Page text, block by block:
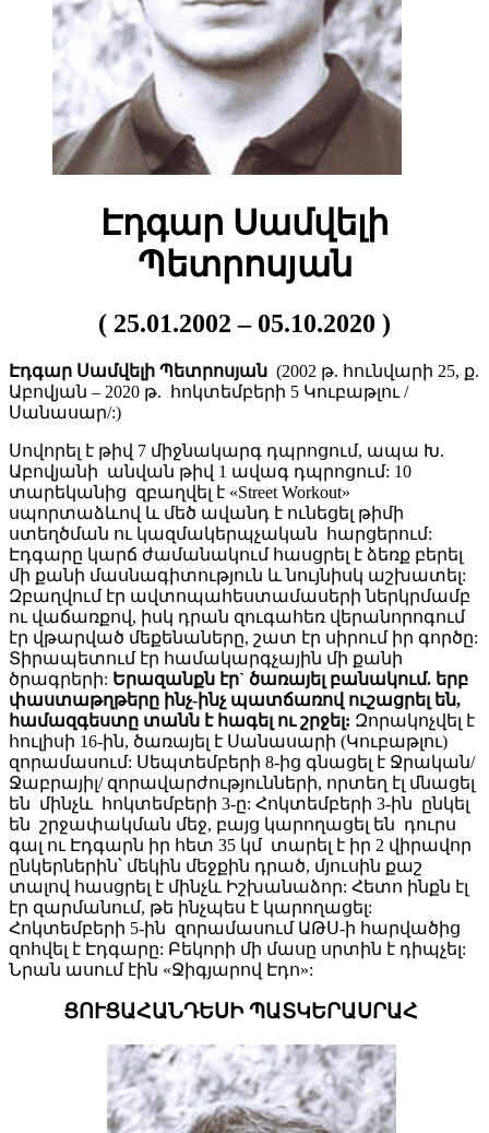
Էդգար Սամվելի
Պետրոսյան
( 25.01.2002 – 05.10.2020 )
Էդգար Սամվելի Պետրոսյան (2002 թ. հունվարի 25, ք.
Աբովյան – 2020 թ. հոկտեմբերի 5 Կուբաթլու /
Սանասար/:)
Սովորել է թիվ 7 միջնակարգ դպրոցում, ապա Խ.
Աբովյանի անվան թիվ 1 ավագ դպրոցում: 10
տարեկանից զբաղվել է «Street Workout»
սպորտաձևով և մեծ ավանդ է ունեցել թիմի
ստեղծման ու կազմակերպչական հարցերում:
Էդգարը կարճ ժամանակում հասցրել է ձեռք բերել
մի քանի մասնագիտություն և նույնիսկ աշխատել:
Զբաղվում էր ավտոպահեստամասերի ներկրմամբ
ու վաճառքով, իսկ դրան զուգահեռ վերանորոգում
էր վթարված մեքենաները, շատ էր սիրում իր գործը:
Տիրապետում էր համակարգչային մի քանի
ծրագրերի: Երազանքն էր` ծառայել բանակում. երբ
փաստաթղթերը ինչ-ինչ պատճառով ուշացրել են,
համազգեստը տանն է հագել ու շրջել: Զորակոչվել է
հուլիսի 16-ին, ծառայել է Սանասարի (Կուբաթլու)
զորամասում: Սեպտեմբերի 8-ից գնացել է Ջրական/
Ջաբրայիլ/ զորավարժությունների, որտեղ էլ մնացել
են մինչև հոկտեմբերի 3-ը: Հոկտեմբերի 3-ին ընկել
են շրջափակման մեջ, բայց կարողացել են դուրս
գալ ու Էդգարն իր հետ 35 կմ տարել է իր 2 վիրավոր
ընկերներին՝ մեկին մեջքին դրած, մյուսին քաշ
տալով հասցրել է մինչև Իշխանաձոր: Հետո ինքն էլ
էր զարմանում, թե ինչպես է կարողացել:
Հոկտեմբերի 5-ին զորամասում ԱԹՍ-ի հարվածից
զոհվել է Էդգարը: Բեկորի մի մասը սրտին է դիպչել:
Նրան ասում էին «Ջիգյարով Էդո»:
ՑՈՒՑԱՀԱՆԴԵՍԻ ՊԱՏԿԵՐԱՍՐԱՀ